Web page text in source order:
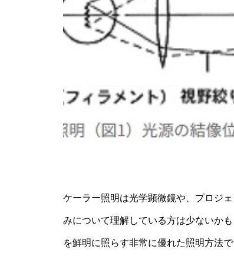
ケーラー照明は光学顕微鏡や、プロジ
みについて理解している方は少ないか
を鮮明に照らす非常に優れた照明方法